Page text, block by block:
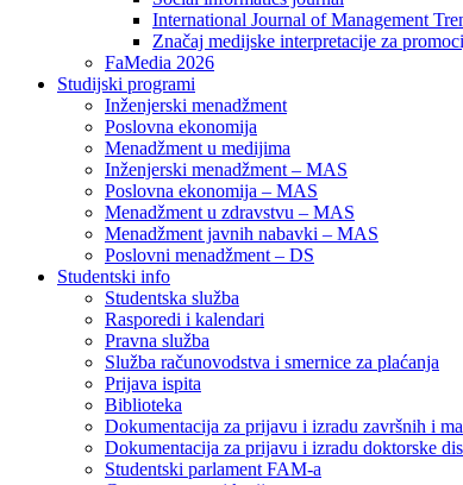
International Journal of Management
Značaj medijske interpretacije za
FaMedia 2026
Studijski programi
Inženjerski menadžment
Poslovna ekonomija
Menadžment u medijima
Inženjerski menadžment – MAS
Poslovna ekonomija – MAS
Menadžment u zdravstvu – MAS
Menadžment javnih nabavki – MAS
Poslovni menadžment – DS
Studentski info
Studentska služba
Rasporedi i kalendari
Pravna služba
Služba računovodstva i smernice za plaćanja
Prijava ispita
Biblioteka
Dokumentacija za prijavu i izradu završnih i
Dokumentacija za prijavu i izradu doktorske
Studentski parlament FAM-a